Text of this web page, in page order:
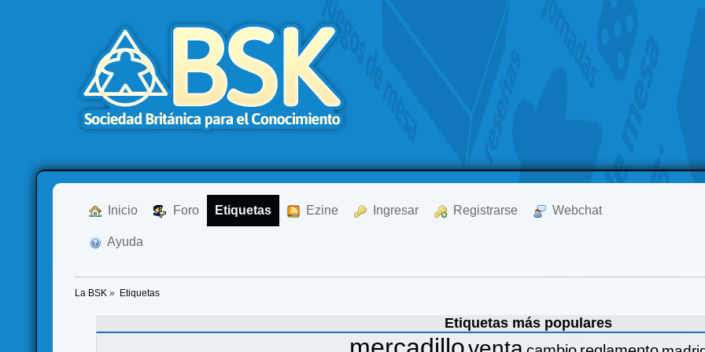
Inicio Foro Etiquetas Ezine Ingresar Registrarse Webchat
Ayuda
La BSK » Etiquetas
Etiquetas más populares